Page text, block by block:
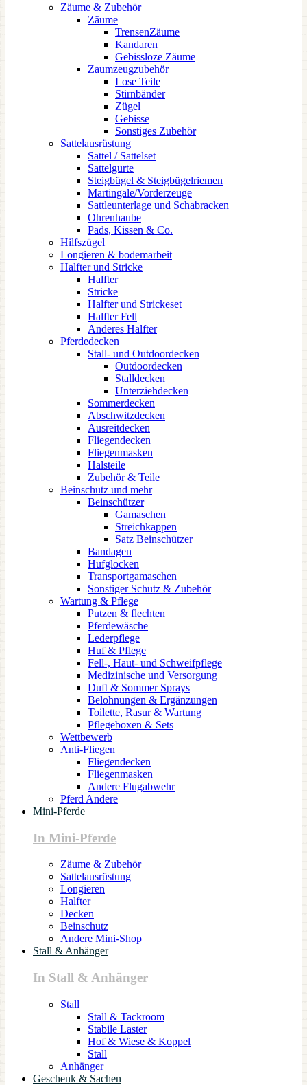
Zäume & Zubehör
Zäume
TrensenZäume
Kandaren
Gebissloze Zäume
Zaumzeugzubehör
Lose Teile
Stirnbänder
Zügel
Gebisse
Sonstiges Zubehör
Sattelausrüstung
Sattel / Sattelset
Sattelgurte
Steigbügel & Steigbügelriemen
Martingale/Vorderzeuge
Sattleunterlage und Schabracken
Ohrenhaube
Pads, Kissen & Co.
Hilfszügel
Longieren & bodemarbeit
Halfter und Stricke
Halfter
Stricke
Halfter und Strickeset
Halfter Fell
Anderes Halfter
Pferdedecken
Stall- und Outdoordecken
Outdoordecken
Stalldecken
Unterziehdecken
Sommerdecken
Abschwitzdecken
Ausreitdecken
Fliegendecken
Fliegenmasken
Halsteile
Zubehör & Teile
Beinschutz und mehr
Beinschützer
Gamaschen
Streichkappen
Satz Beinschützer
Bandagen
Hufglocken
Transportgamaschen
Sonstiger Schutz & Zubehör
Wartung & Pflege
Putzen & flechten
Pferdewäsche
Lederpflege
Huf & Pflege
Fell-, Haut- und Schweifpflege
Medizinische und Versorgung
Duft & Sommer Sprays
Belohnungen & Ergänzungen
Toilette, Rasur & Wartung
Pflegeboxen & Sets
Wettbewerb
Anti-Fliegen
Fliegendecken
Fliegenmasken
Andere Flugabwehr
Pferd Andere
Mini-Pferde
In Mini-Pferde
Zäume & Zubehör
Sattelausrüstung
Longieren
Halfter
Decken
Beinschutz
Andere Mini-Shop
Stall & Anhänger
In Stall & Anhänger
Stall
Stall & Tackroom
Stabile Laster
Hof & Wiese & Koppel
Stall
Anhänger
Geschenk & Sachen